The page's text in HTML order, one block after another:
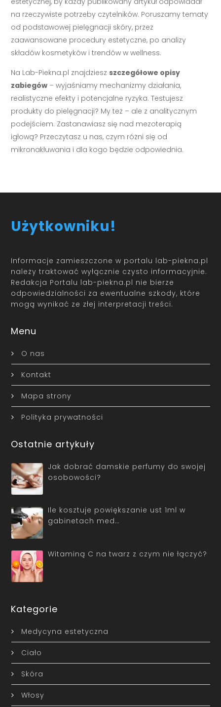
na rzeczywiste potrzeby czytelników. Poruszamy tematy
od podstawowej pielęgnacji skóry, przez
zaawansowane procedury estetyczne, po analizy
składów kosmetyków i trendów w wellness.
Na Lab-Piekna.pl znajdziesz szczegółowe opisy
zabiegów – wyjaśniamy mechanizmy działania,
realistyczne efekty i potencjalne ryzyka. Testujesz
produkty do pielęgnacji? My też – ale z analitycznym
podejściem. Zastanawiasz się nad mezoterapią
igłową? Przeczytasz u nas, czym różni się od
mikronakłuwania i dla kogo będzie odpowiednia.
Użytkowniku!
Informacje zamieszczone w portalu lab-piekna.pl
należy traktować wyłącznie czysto informacyjnie.
Redakcja Portalu lab-piekna.pl nie bierze
odpowiedzialności za ewentualne szkody, które
mogą wynikać ze złej interpretacji treści.
Menu
O nas
Kontakt
Mapa strony
Polityka prywatności
Ostatnie artykuły
Jak dobrać damskie perfumy do swojej
osobowości?
Ile kosztuje powiększanie ust 1ml w
gabinetach med…
Witaminą C na twarz z czym nie łączyć?
Kategorie
Medycyna estetyczna
Ciało
Skóra
Włosy